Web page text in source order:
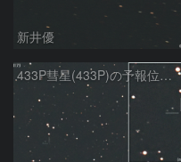
新井優
433P彗星(433P)の予報位置：2026/05/30